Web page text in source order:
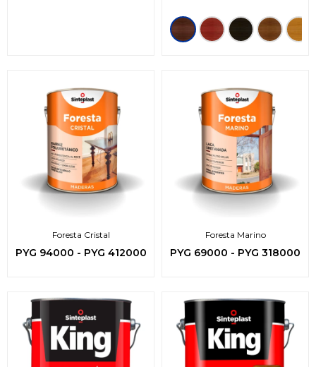
Foresta Cristal
PYG 94000 - PYG 412000
Foresta Marino
PYG 69000 - PYG 318000